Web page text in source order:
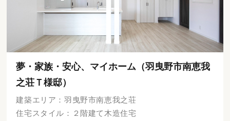
夢・家族・安心、マイホーム（羽曳野市南恵我
之荘Ｔ様邸）
建築エリア：羽曳野市南恵我之荘
住宅スタイル：２階建て木造住宅